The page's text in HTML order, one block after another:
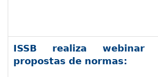
ISSB realiza webinar
propostas de normas: